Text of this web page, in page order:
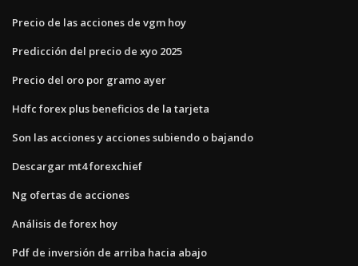
Precio de las acciones de vgm hoy
Predicción del precio de xyo 2025
Precio del oro por gramo ayer
Hdfc forex plus beneficios de la tarjeta
Son las acciones y acciones subiendo o bajando
Descargar mt4 forexchief
Ng ofertas de acciones
Análisis de forex hoy
Pdf de inversión de arriba hacia abajo